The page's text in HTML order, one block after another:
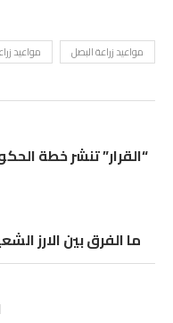
مواعيد زراعة البصل مواعيد
“القرار” تنشر خطة
ما الفرق بين الارز